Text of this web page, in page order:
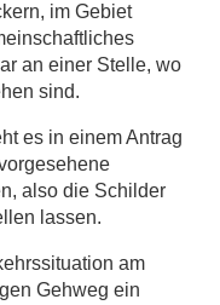
im Gebiet
an einer Stelle, wo
sind.
es in einem Antrag
also die Schilder
lassen.
am
Gehweg ein